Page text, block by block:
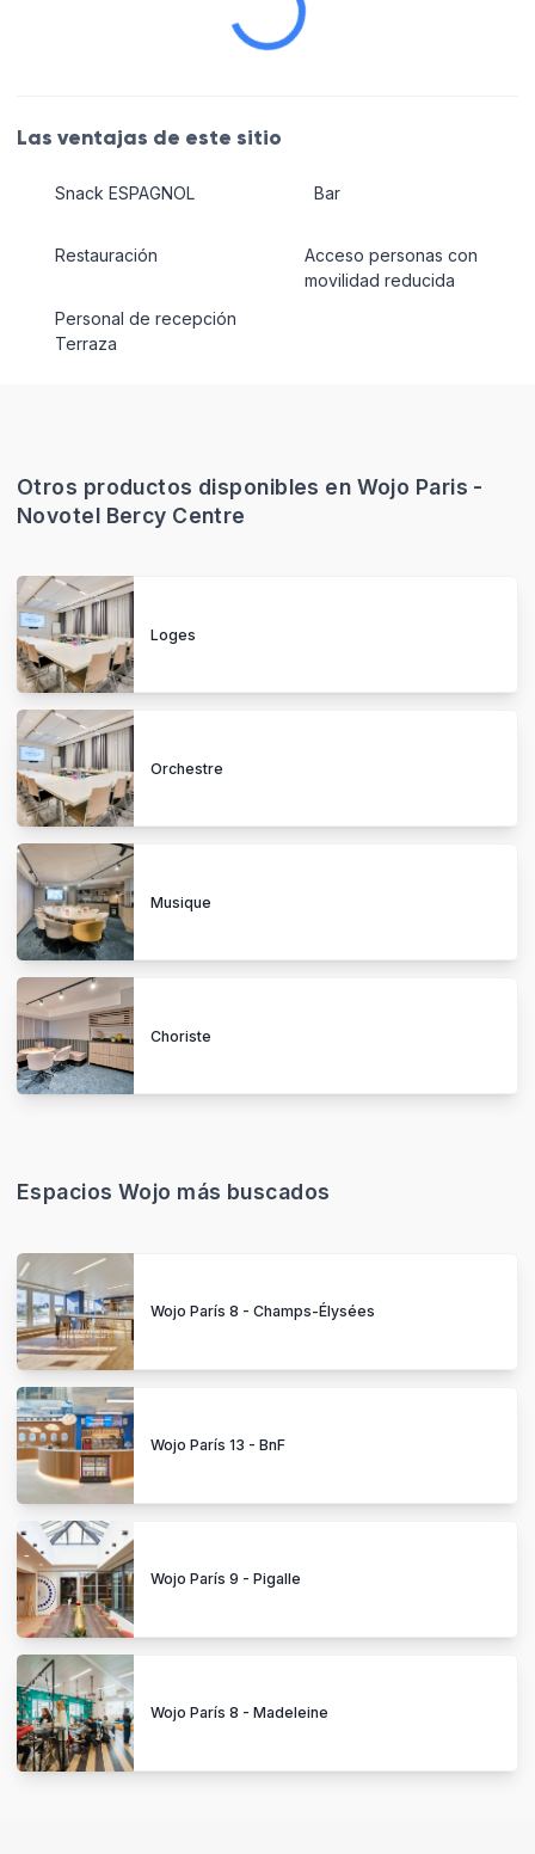
Las ventajas de este sitio
Snack ESPAGNOL
Restauración
Personal de recepción
Terraza
Bar
Acceso personas con
movilidad reducida
Otros productos disponibles en Wojo Paris -
Novotel Bercy Centre
Loges
Orchestre
Musique
Choriste
Espacios Wojo más buscados
Wojo París 8 - Champs-Élysées
Wojo París 13 - BnF
Wojo París 9 - Pigalle
Wojo París 8 - Madeleine